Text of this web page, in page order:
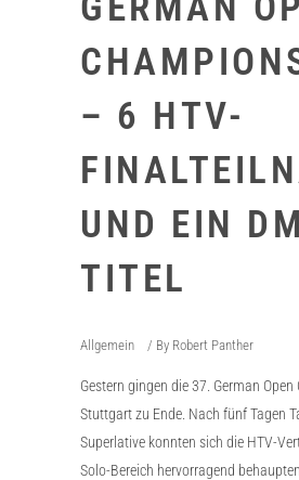
– 6 HTV-
UND EIN
TITEL
Allgemein By Robert Panther
Gestern gingen die 37. German
Stuttgart zu Ende. Nach fünf Tagen
Superlative konnten sich die HTV-
Solo-Bereich hervorragend